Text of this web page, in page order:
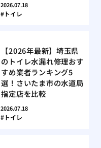
2026.07.18
トイレ
【2026年最新】埼玉県
のトイレ水漏れ修理おす
すめ業者ランキング5
選！さいたま市の水道局
指定店を比較
2026.07.18
トイレ